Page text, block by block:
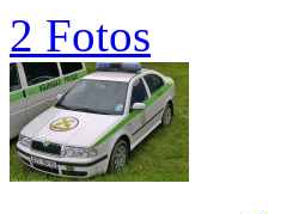
2 Fotos